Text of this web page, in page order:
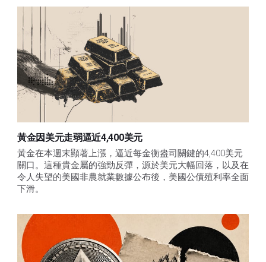
黃金因美元走弱逼近4,400美元
黃金在本週末顯著上漲，逼近每金衡盎司關鍵的4,400美元
關口。這種貴金屬的強勁反彈，源於美元大幅回落，以及在
令人失望的美國非農就業數據公布後，美國公債殖利率全面
下滑。